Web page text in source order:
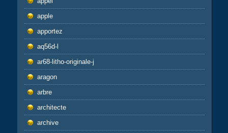
apple
apportez
aq56d-l
ar68-litho-originale-j
aragon
arbre
architecte
archive